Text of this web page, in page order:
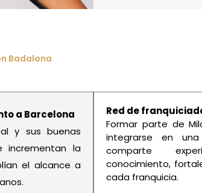
Badalona
a Barcelona
y sus buenas
incrementan la
el alcance a
Red de
Formar parte de
integrarse en
comparte
conocimiento,
cada franquicia.